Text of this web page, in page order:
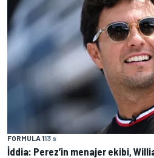
FORMULA 113 s
İddia: Perez’in menajer ekibi,